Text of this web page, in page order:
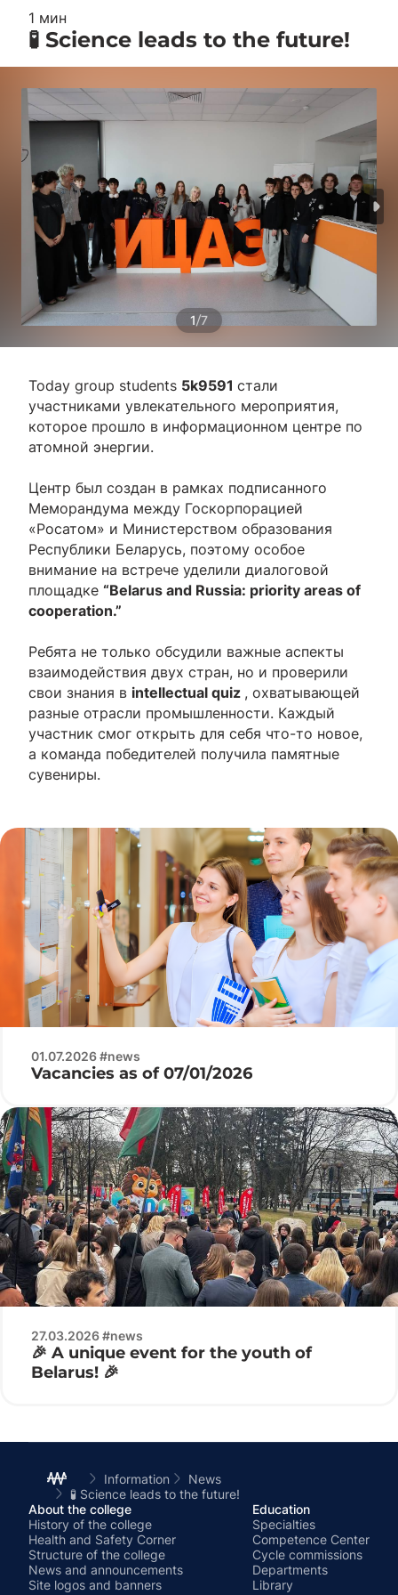
1 мин
🧪 Science leads to the future!
1/7
Today group students 5k9591 стали
участниками увлекательного мероприятия,
которое прошло в информационном центре по
атомной энергии.
Центр был создан в рамках подписанного
Меморандума между Госкорпорацией
«Росатом» и Министерством образования
Республики Беларусь, поэтому особое
внимание на встрече уделили диалоговой
площадке “Belarus and Russia: priority areas of
cooperation.”
Ребята не только обсудили важные аспекты
взаимодействия двух стран, но и проверили
свои знания в intellectual quiz , охватывающей
разные отрасли промышленности. Каждый
участник смог открыть для себя что-то новое,
а команда победителей получила памятные
сувениры.
01.07.2026 #news
Vacancies as of 07/01/2026
27.03.2026 #news
🎉 A unique event for the youth of
Belarus! 🎉
Information
News
🧪 Science leads to the future!
About the college
History of the college
Health and Safety Corner
Structure of the college
News and announcements
Site logos and banners
Education
Specialties
Competence Center
Cycle commissions
Departments
Library